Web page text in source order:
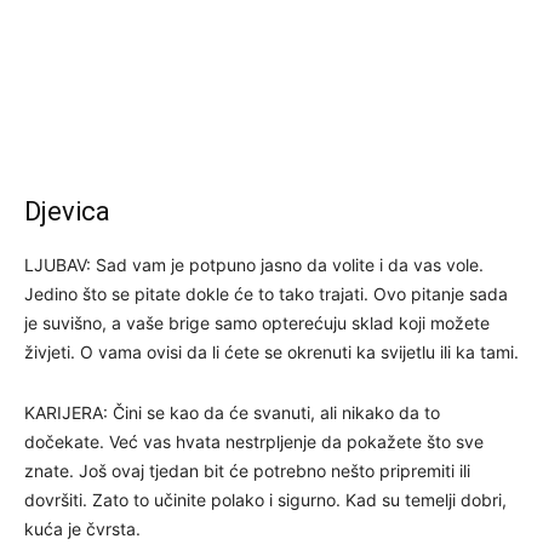
Djevica
LJUBAV: Sad vam je potpuno jasno da volite i da vas vole.
Jedino što se pitate dokle će to tako trajati. Ovo pitanje sada
je suvišno, a vaše brige samo opterećuju sklad koji možete
živjeti. O vama ovisi da li ćete se okrenuti ka svijetlu ili ka tami.
KARIJERA: Čini se kao da će svanuti, ali nikako da to
dočekate. Već vas hvata nestrpljenje da pokažete što sve
znate. Još ovaj tjedan bit će potrebno nešto pripremiti ili
dovršiti. Zato to učinite polako i sigurno. Kad su temelji dobri,
kuća je čvrsta.